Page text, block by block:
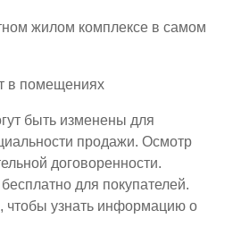
жилом комплексе в самом
в помещениях
быть изменены для
продажи. Осмотр
договоренности.
для покупателей.
чтобы узнать информацию о